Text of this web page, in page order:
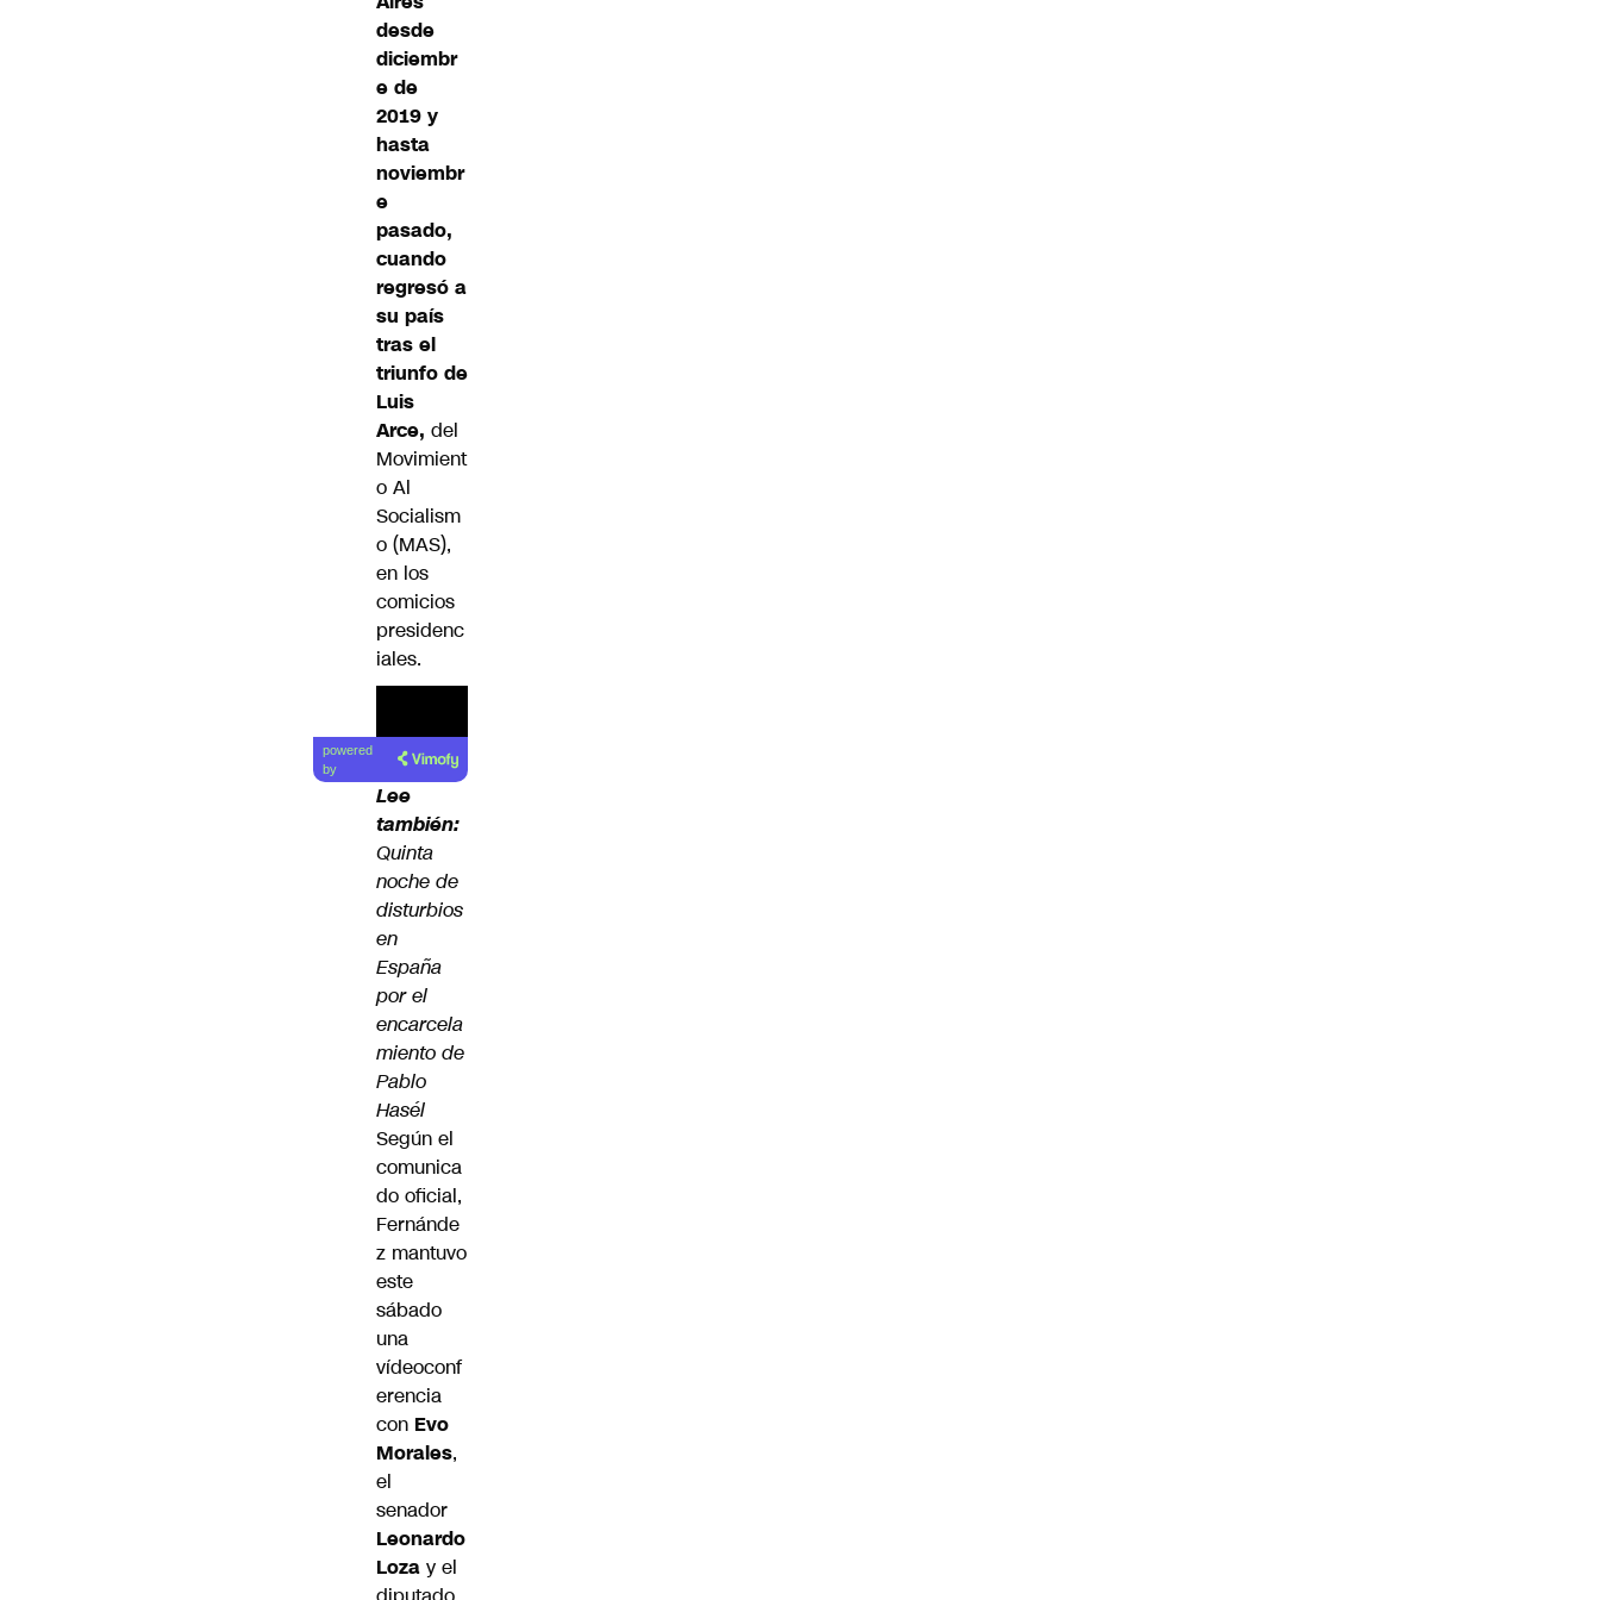
desde
diciembr
e de
2019 y
hasta
noviembr
e
pasado,
cuando
regresó a
su país
tras el
triunfo de
Luis
Arce, del
Movimient
o Al
Socialism
o (MAS),
en los
comicios
presidenc
iales.
powered
by
Lee
también:
Quinta
noche de
disturbios
en
España
por el
encarcela
miento de
Pablo
Hasél
Según el
comunica
do oficial,
Fernánde
z mantuvo
este
sábado
una
vídeoconf
erencia
con Evo
Morales,
el
senador
Leonardo
Loza y el